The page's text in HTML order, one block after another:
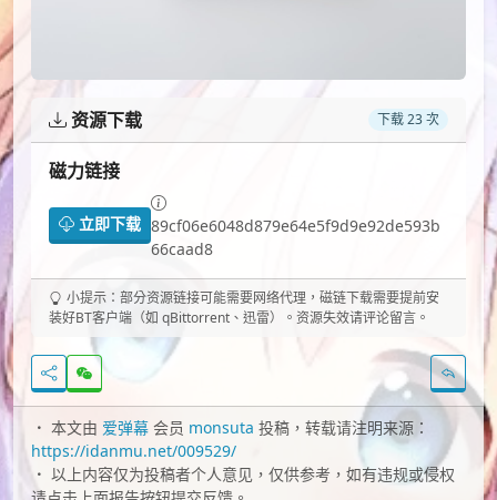
资源下载 下载 23 次
磁力链接
立即下载 89cf06e6048d879e64e5f9d9e92de593b
66caad8
小提示：部分资源链接可能需要网络代理，磁链下载需要提前安
装好BT客户端（如 qBittorrent、迅雷）。资源失效请评论留言。
本文由 爱弹幕 会员 monsuta 投稿，转载请注明来源：
https://idanmu.net/009529/
以上内容仅为投稿者个人意见，仅供参考，如有违规或侵权